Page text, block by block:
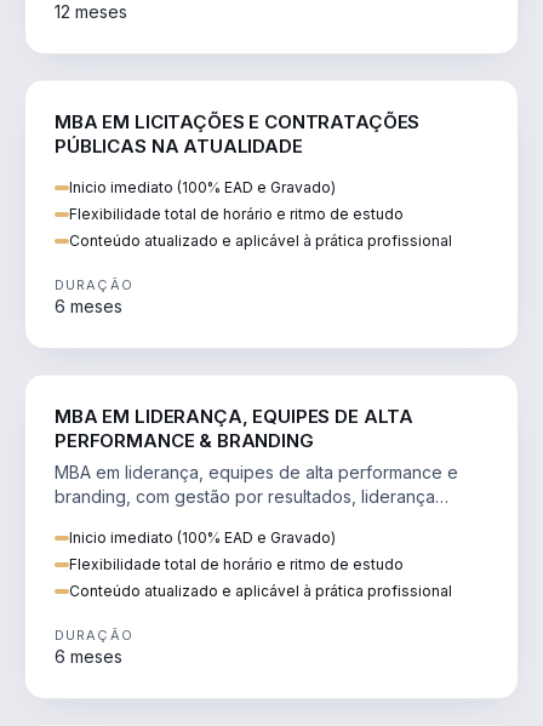
12 meses
MBA EM LICITAÇÕES E CONTRATAÇÕES
PÚBLICAS NA ATUALIDADE
Inicio imediato (100% EAD e Gravado)
Flexibilidade total de horário e ritmo de estudo
Conteúdo atualizado e aplicável à prática profissional
DURAÇÃO
6 meses
MBA EM LIDERANÇA, EQUIPES DE ALTA
PERFORMANCE & BRANDING
MBA em liderança, equipes de alta performance e
branding, com gestão por resultados, liderança
Inicio imediato (100% EAD e Gravado)
Flexibilidade total de horário e ritmo de estudo
Conteúdo atualizado e aplicável à prática profissional
DURAÇÃO
6 meses